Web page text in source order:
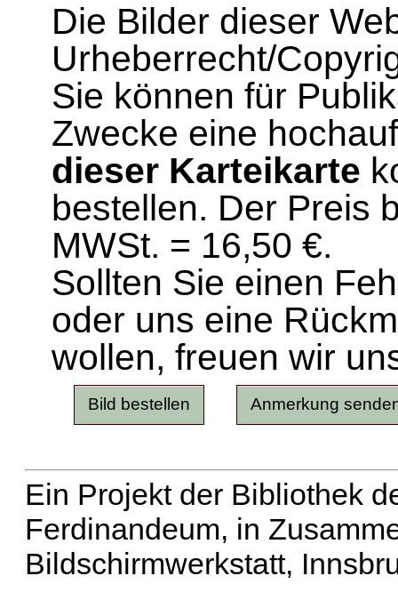
Die Bilder dieser
Urheberrecht/
Sie können für
Zwecke eine
dieser Karteikarte
bestellen. Der Preis
MWSt. = 16,50 €.
Sollten Sie einen
oder uns eine
wollen, freuen wir
Ein Projekt der Bibliothek
Ferdinandeum, in
Bildschirmwerkstatt,